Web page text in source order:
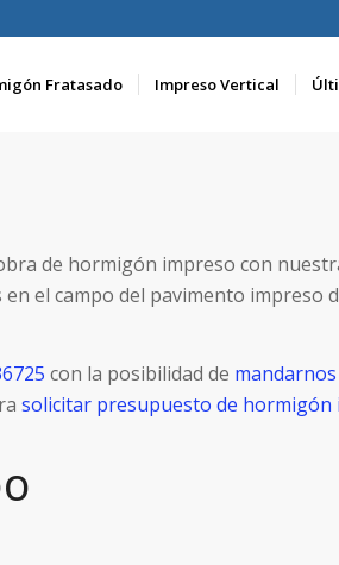
Fratasado Impreso Vertical
de hormigón impreso con
el campo del pavimento impreso
con la posibilidad de
solicitar presupuesto de